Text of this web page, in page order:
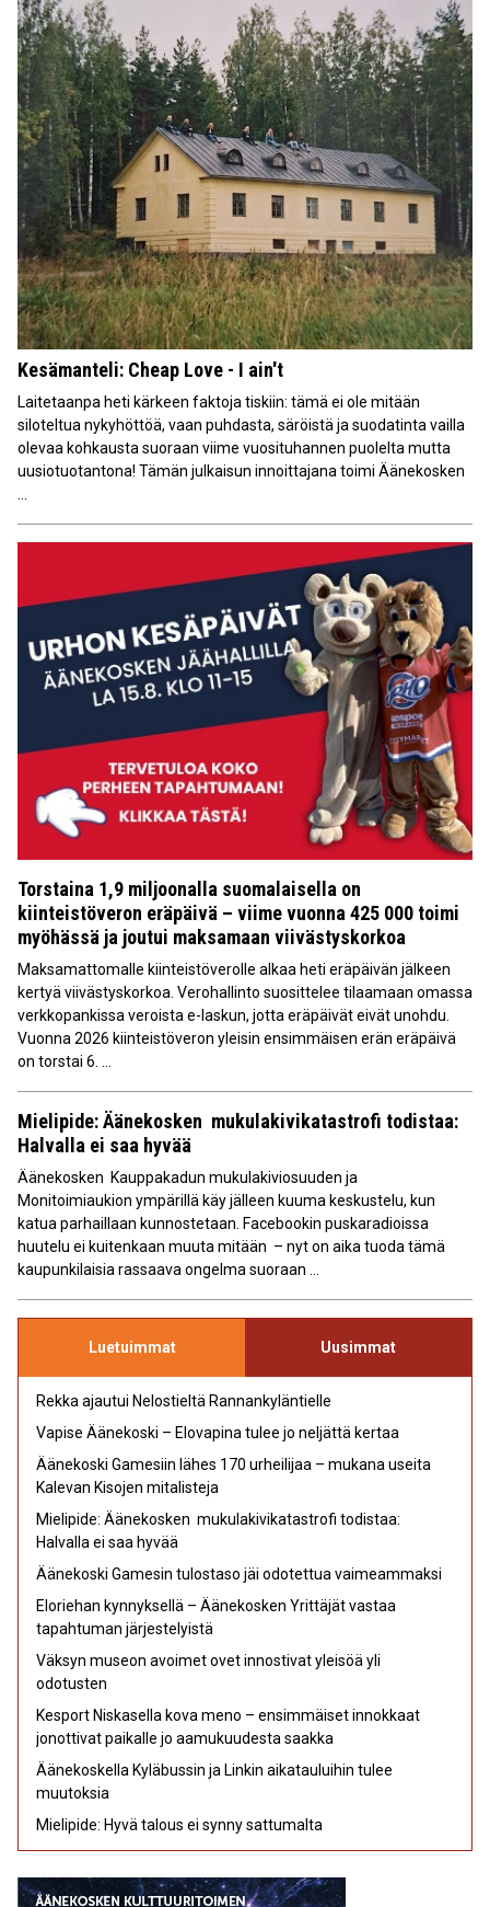
Kesämanteli: Cheap Love - I ain't
Laitetaanpa heti kärkeen faktoja tiskiin: tämä ei ole mitään
siloteltua nykyhöttöä, vaan puhdasta, säröistä ja suodatinta vailla
olevaa kohkausta suoraan viime vuosituhannen puolelta mutta
uusiotuotantona! Tämän julkaisun innoittajana toimi Äänekosken
Torstaina 1,9 miljoonalla suomalaisella on
kiinteistöveron eräpäivä – viime vuonna 425 000 toimi
myöhässä ja joutui maksamaan viivästyskorkoa
Maksamattomalle kiinteistöverolle alkaa heti eräpäivän jälkeen
kertyä viivästyskorkoa. Verohallinto suosittelee tilaamaan omassa
verkkopankissa veroista e-laskun, jotta eräpäivät eivät unohdu.
Vuonna 2026 kiinteistöveron yleisin ensimmäisen erän eräpäivä
on torstai 6. ...
Mielipide: Äänekosken mukulakivikatastrofi todistaa:
Halvalla ei saa hyvää
Äänekosken Kauppakadun mukulakiviosuuden ja
Monitoimiaukion ympärillä käy jälleen kuuma keskustelu, kun
katua parhaillaan kunnostetaan. Facebookin puskaradioissa
huutelu ei kuitenkaan muuta mitään – nyt on aika tuoda tämä
kaupunkilaisia rassaava ongelma suoraan ...
Luetuimmat Uusimmat
Rekka ajautui Nelostieltä Rannankyläntielle
Vapise Äänekoski – Elovapina tulee jo neljättä kertaa
Äänekoski Gamesiin lähes 170 urheilijaa – mukana useita
Kalevan Kisojen mitalisteja
Mielipide: Äänekosken mukulakivikatastrofi todistaa:
Halvalla ei saa hyvää
Äänekoski Gamesin tulostaso jäi odotettua vaimeammaksi
Eloriehan kynnyksellä – Äänekosken Yrittäjät vastaa
tapahtuman järjestelyistä
Väksyn museon avoimet ovet innostivat yleisöä yli
odotusten
Kesport Niskasella kova meno – ensimmäiset innokkaat
jonottivat paikalle jo aamukuudesta saakka
Äänekoskella Kyläbussin ja Linkin aikatauluihin tulee
muutoksia
Mielipide: Hyvä talous ei synny sattumalta